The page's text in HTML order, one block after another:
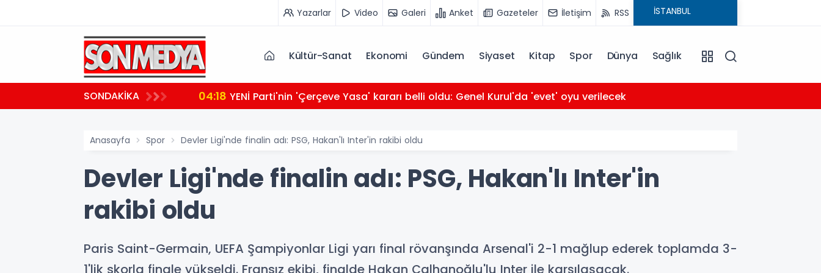
Yazarlar Video Galeri Anket Gazeteler İletişim RSS
Kültür-Sanat Ekonomi Gündem Siyaset Kitap Spor Dünya Sağlık
SONDAKİKA 04:18 YENİ Parti'nin 'Çerçeve Yasa' kararı belli oldu: Genel Kurul'da 'evet' oyu verilecek
Anasayfa Spor Devler Ligi'nde finalin adı: PSG, Hakan'lı Inter'in rakibi oldu
Devler Ligi'nde finalin adı: PSG, Hakan'lı Inter'in
rakibi oldu
Paris Saint-Germain, UEFA Şampiyonlar Ligi yarı final rövanşında Arsenal'i 2-1 mağlup ederek toplamda 3-
1'lik skorla finale yükseldi. Fransız ekibi, finalde Hakan Çalhanoğlu'lu Inter ile karşılaşacak.